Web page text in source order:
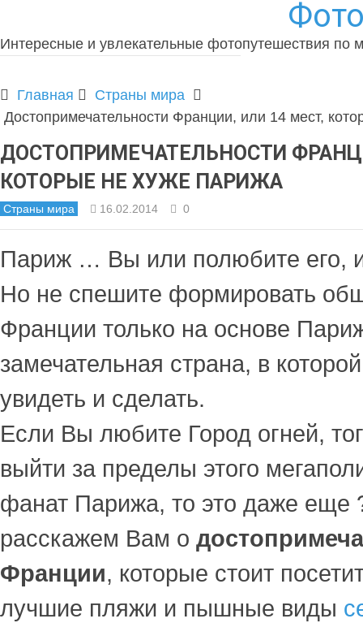
Интересные и увлекательные фотопутешествия по
Главная
Страны мира
Достопримечательности Франции, или 14 мест,
ДОСТОПРИМЕЧАТЕЛЬНОСТИ
КОТОРЫЕ НЕ ХУЖЕ ПАРИЖА
Страны мира 16.02.2014 0
Париж … Вы или полюбите его,
Но не спешите формировать
Франции только на основе
замечательная страна, в
увидеть и сделать.
Если Вы любите Город огней,
выйти за пределы этого
фанат Парижа, то это даже
расскажем Вам о
Франции, которые стоит
лучшие пляжи и пышные виды